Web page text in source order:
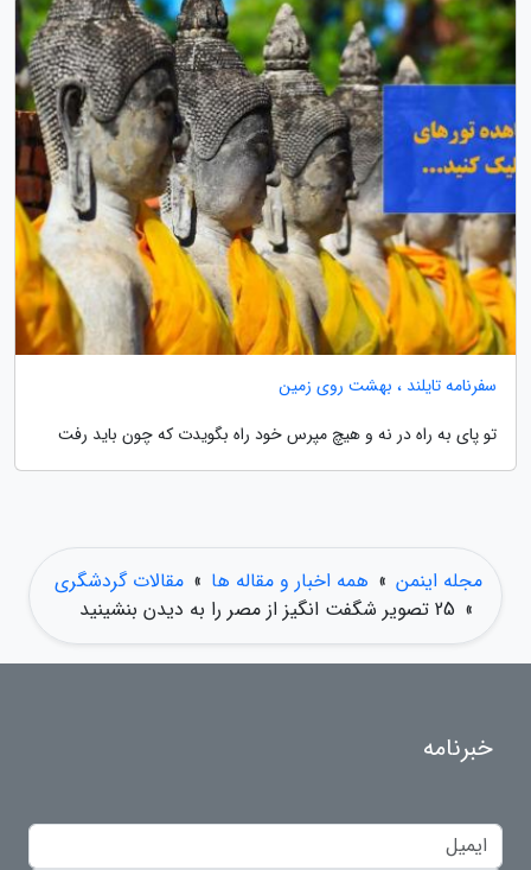
سفرنامه تایلند ، بهشت روی زمین
تو پای به راه در نه و هیچ مپرس خود راه بگویدت که چون باید رفت
مجله اینمن » همه اخبار و مقاله ها » مقالات گردشگری
» 25 تصویر شگفت انگیز از مصر را به دیدن بنشینید
خبرنامه